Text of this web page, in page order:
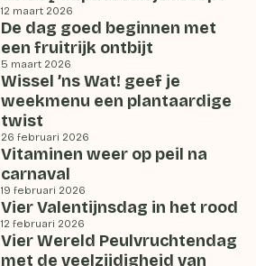
12 maart 2026
De dag goed beginnen met
een fruitrijk ontbijt
5 maart 2026
Wissel ’ns Wat! geef je
weekmenu een plantaardige
twist
26 februari 2026
Vitaminen weer op peil na
carnaval
19 februari 2026
Vier Valentijnsdag in het rood
12 februari 2026
Vier Wereld Peulvruchtendag
met de veelzijdigheid van